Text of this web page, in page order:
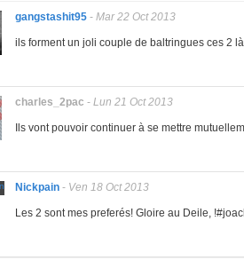
gangstashit95 - Mar 22 Oct 2013
ils forment un joli couple de baltringues ces 2 là
charles_2pac - Lun 21 Oct 2013
Ils vont pouvoir continuer à se mettre
Nickpain - Ven 18 Oct 2013
Les 2 sont mes preferés! Gloire au Deile,